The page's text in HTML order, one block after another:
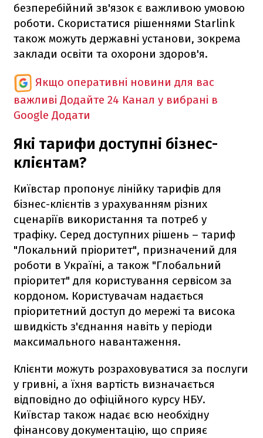
безперебійний зв'язок є важливою умовою
роботи. Скористатися рішеннями Starlink
також можуть державні установи, зокрема
заклади освіти та охорони здоров'я.
Якщо оперативні новини для вас
важливі Додайте 24 Канал у вибрані в
Google Додати
Які тарифи доступні бізнес-
клієнтам?
Київстар пропонує лінійку тарифів для
бізнес-клієнтів з урахуванням різних
сценаріїв використання та потреб у
трафіку. Серед доступних рішень – тариф
"Локальний пріоритет", призначений для
роботи в Україні, а також "Глобальний
пріоритет" для користування сервісом за
кордоном. Користувачам надається
пріоритетний доступ до мережі та висока
швидкість з'єднання навіть у періоди
максимального навантаження.
Клієнти можуть розраховуватися за послуги
у гривні, а їхня вартість визначається
відповідно до офіційного курсу НБУ.
Київстар також надає всю необхідну
фінансову документацію, що сприяє